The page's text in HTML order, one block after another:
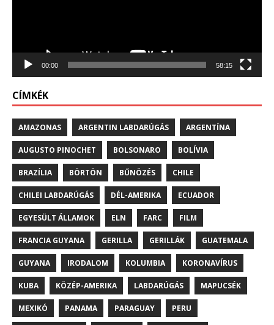
00:00 58:15
CÍMKÉK
AMAZONAS ARGENTIN LABDARÚGÁS ARGENTÍNA
AUGUSTO PINOCHET BOLSONARO BOLÍVIA
BRAZÍLIA BÖRTÖN BŰNÖZÉS CHILE
CHILEI LABDARÚGÁS DÉL-AMERIKA ECUADOR
EGYESÜLT ÁLLAMOK ELN FARC FILM
FRANCIA GUYANA GERILLA GERILLÁK GUATEMALA
GUYANA IRODALOM KOLUMBIA KORONAVÍRUS
KUBA KÖZÉP-AMERIKA LABDARÚGÁS MAPUCSÉK
MEXIKÓ PANAMA PARAGUAY PERU